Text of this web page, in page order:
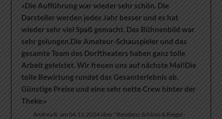
»Die Aufführung war wieder sehr schön. Die
Darsteller werden jedes Jahr besser und es hat
wieder sehr viel Spaß gemacht. Das Bühnenbild war
sehr gelungen.Die Amateur-Schauspieler und das
gesamte Team des Dorftheaters haben ganz tolle
Arbeit geleistet. Wir freuen uns auf nächste Mal!Die
tolle Bewirtung rundet das Gesamterlebnis ab.
Günstige Preise und eine sehr nette Crew hinter der
Theke.«
Andrea R. am 04.11.2024 über "Residenz Schloss & Riegel -